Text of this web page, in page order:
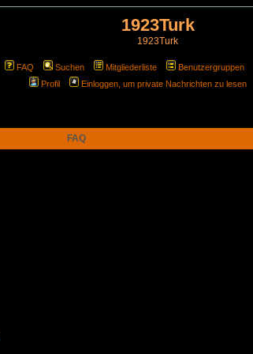
1923Turk
1923Turk
FAQ Suchen Mitgliederliste Benutzergruppen
Profil
Einloggen, um private Nachrichten zu lesen
FAQ